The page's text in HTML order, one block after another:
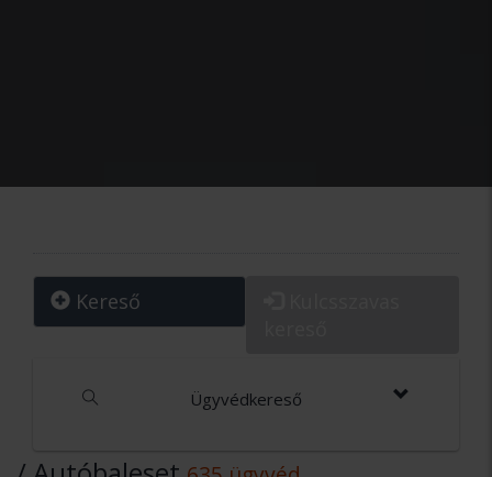
Kereső
Ügyvédkereső